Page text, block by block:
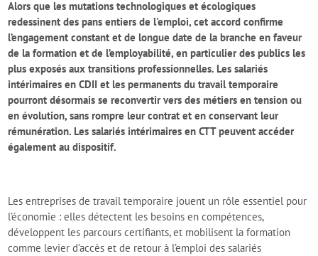
Alors que les mutations technologiques et écologiques
redessinent des pans entiers de l'emploi, cet accord confirme
l’engagement constant et de longue date de la branche en faveur
de la formation et de l’employabilité, en particulier des publics les
plus exposés aux transitions professionnelles. Les salariés
intérimaires en CDII et les permanents du travail temporaire
pourront désormais se reconvertir vers des métiers en tension ou
en évolution, sans rompre leur contrat et en conservant leur
rémunération. Les salariés intérimaires en CTT peuvent accéder
également au dispositif.
Les entreprises de travail temporaire jouent un rôle essentiel pour
l’économie : elles détectent les besoins en compétences,
développent les parcours certifiants, et mobilisent la formation
comme levier d’accès et de retour à l’emploi des salariés